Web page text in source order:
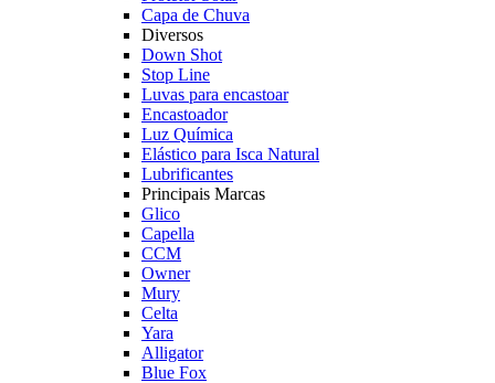
Capa de Chuva
Diversos
Down Shot
Stop Line
Luvas para encastoar
Encastoador
Luz Química
Elástico para Isca Natural
Lubrificantes
Principais Marcas
Glico
Capella
CCM
Owner
Mury
Celta
Yara
Alligator
Blue Fox